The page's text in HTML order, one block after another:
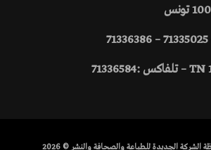
الجديدة للطباعة والصحافة والنشر © 2026